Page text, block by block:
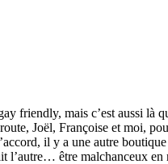
friendly, mais c’est aussi là
Joël, Françoise et moi,
il y a une autre
l’autre… être malchanceux en